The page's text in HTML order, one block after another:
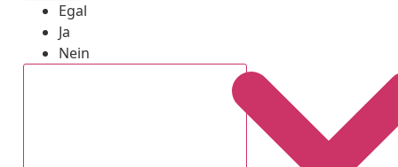
Egal
Ja
Nein